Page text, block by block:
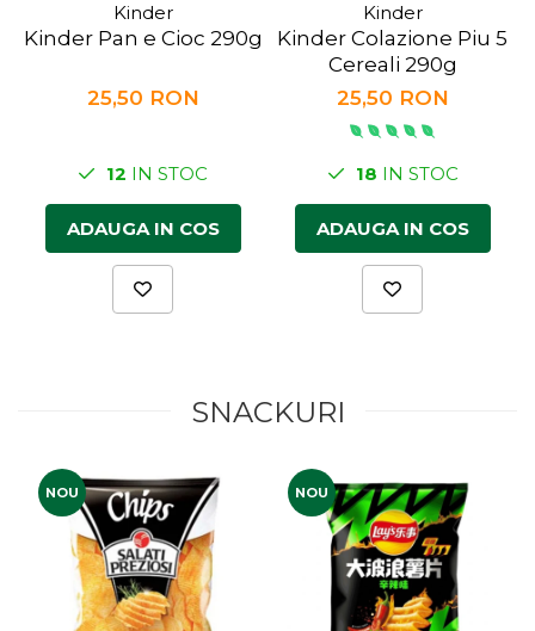
Kinder
Kinder Pan e Cioc 290g
25,50 RON
12 IN STOC
ADAUGA IN COS
Kinder
Kinder Colazione Piu 5
Cereali 290g
25,50 RON
18 IN STOC
ADAUGA IN COS
SNACKURI
NOU NOU